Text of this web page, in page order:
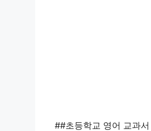
##초등학교 영어 교과서